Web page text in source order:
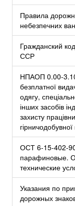
Правила
небезпечних
Гражданский
ССР
НПАОП 0.00-
безплатної
одягу,
інших засобів
захисту
ОСТ 6-15-402-
парафиновые.
технические
Указания по
дорожных